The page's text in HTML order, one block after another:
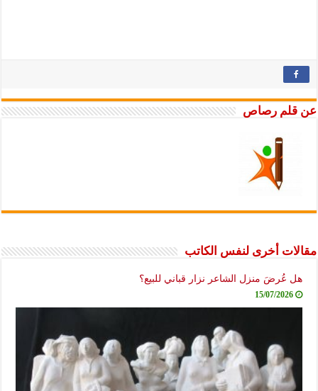
عن قلم رصاص
مقالات أخرى لنفس الكاتب
هل عُرضَ منزل الشاعر نزار قباني للبيع؟
15/07/2026